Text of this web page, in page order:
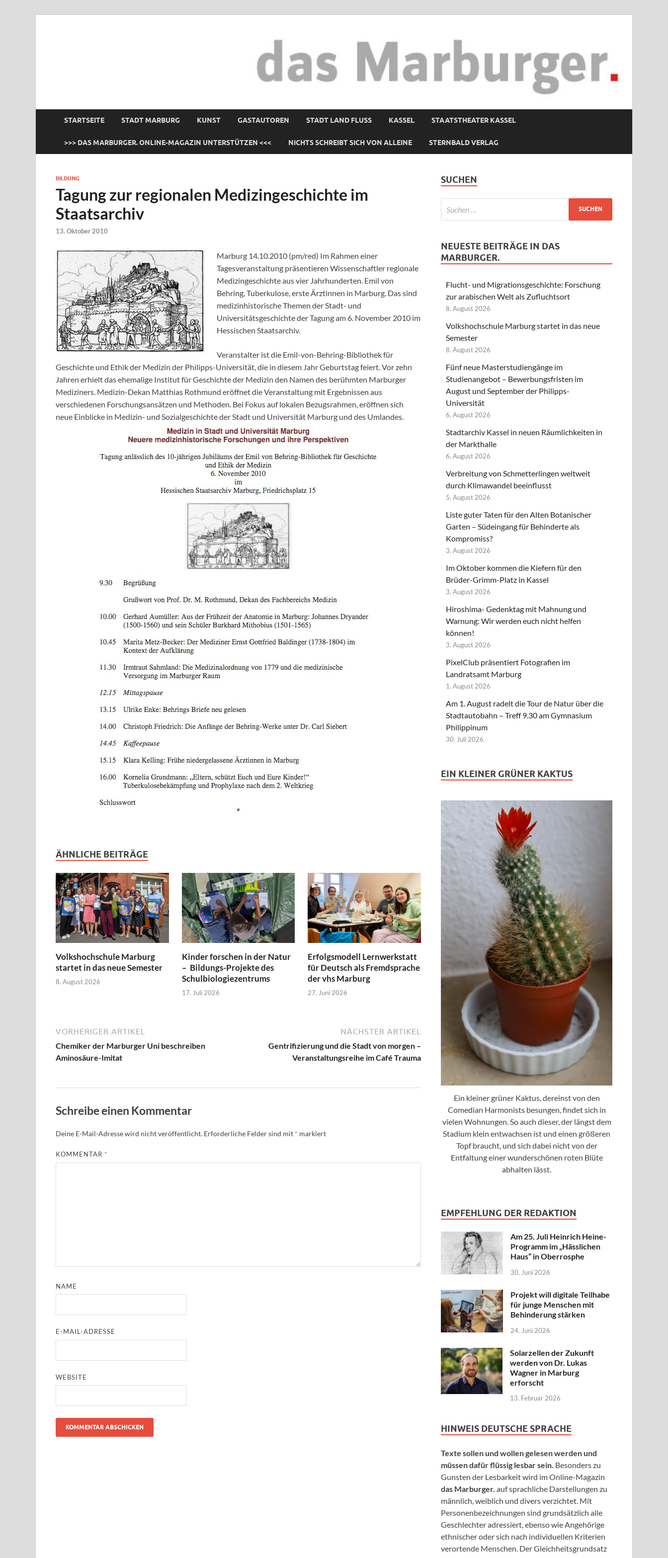
STARTSEITE STADT MARBURG KUNST GASTAUTOREN STADT LAND FLUSS KASSEL STAATSTHEATER KASSEL
>>> DAS MARBURGER. ONLINE-MAGAZIN UNTERSTÜTZEN <<< NICHTS SCHREIBT SICH VON ALLEINE STERNBALD VERLAG
BILDUNG
Tagung zur regionalen Medizingeschichte im
Staatsarchiv
13. Oktober 2010
Marburg 14.10.2010 (pm/red) Im Rahmen einer
Tagesveranstaltung präsentieren Wissenschaftler regionale
Medizingeschichte aus vier Jahrhunderten. Emil von
Behring, Tuberkulose, erste Ärztinnen in Marburg. Das sind
medizinhistorische Themen der Stadt- und
Universitätsgeschichte der Tagung am 6. November 2010 im
Hessischen Staatsarchiv.
Veranstalter ist die Emil-von-Behring-Bibliothek für
Geschichte und Ethik der Medizin der Philipps-Universität, die in diesem Jahr Geburtstag feiert.Vor zehn
Jahren erhielt das ehemalige Institut für Geschichte der Medizin den Namen des berühmten Marburger
Mediziners. Medizin-Dekan Matthias Rothmund eröffnet die Veranstaltung mit Ergebnissen aus
verschiedenen Forschungsansätzen und Methoden. Bei Fokus auf lokalen Bezugsrahmen, eröffnen sich
neue Einblicke in Medizin- und Sozialgeschichte der Stadt und Universität Marburg und des Umlandes.
ÄHNLICHE BEITRÄGE
Volkshochschule Marburg
startet in das neue Semester
8. August 2026
Kinder forschen in der Natur
– Bildungs-Projekte des
Schulbiologiezentrums
17. Juli 2026
Erfolgsmodell Lernwerkstatt
für Deutsch als Fremdsprache
der vhs Marburg
27. Juni 2026
VORHERIGER ARTIKEL
Chemiker der Marburger Uni beschreiben
Aminosäure-Imitat
NÄCHSTER ARTIKEL
Gentrifizierung und die Stadt von morgen –
Veranstaltungsreihe im Café Trauma
Schreibe einen Kommentar
Deine E-Mail-Adresse wird nicht veröffentlicht. Erforderliche Felder sind mit * markiert
KOMMENTAR *
NAME
E-MAIL-ADRESSE
WEBSITE
SUCHEN
NEUESTE BEITRÄGE IN DAS
MARBURGER.
Flucht- und Migrationsgeschichte: Forschung
zur arabischen Welt als Zufluchtsort
8. August 2026
Volkshochschule Marburg startet in das neue
Semester
8. August 2026
Fünf neue Masterstudiengänge im
Studienangebot – Bewerbungsfristen im
August und September der Philipps-
Universität
6. August 2026
Stadtarchiv Kassel in neuen Räumlichkeiten in
der Markthalle
6. August 2026
Verbreitung von Schmetterlingen weltweit
durch Klimawandel beeinflusst
5. August 2026
Liste guter Taten für den Alten Botanischer
Garten – Südeingang für Behinderte als
Kompromiss?
3. August 2026
Im Oktober kommen die Kiefern für den
Brüder-Grimm-Platz in Kassel
3. August 2026
Hiroshima- Gedenktag mit Mahnung und
Warnung: Wir werden euch nicht helfen
können!
3. August 2026
PixelClub präsentiert Fotografien im
Landratsamt Marburg
1. August 2026
Am 1. August radelt die Tour de Natur über die
Stadtautobahn – Treff 9.30 am Gymnasium
Philippinum
30. Juli 2026
EIN KLEINER GRÜNER KAKTUS
Ein kleiner grüner Kaktus, dereinst von den
Comedian Harmonists besungen, findet sich in
vielen Wohnungen. So auch dieser, der längst dem
Stadium klein entwachsen ist und einen größeren
Topf braucht, und sich dabei nicht von der
Entfaltung einer wunderschönen roten Blüte
abhalten lässt.
EMPFEHLUNG DER REDAKTION
Am 25. Juli Heinrich Heine-
Programm im „Hässlichen
Haus“ in Oberrosphe
30. Juni 2026
Projekt will digitale Teilhabe
für junge Menschen mit
Behinderung stärken
24. Juni 2026
Solarzellen der Zukunft
werden von Dr. Lukas
Wagner in Marburg
erforscht
13. Februar 2026
HINWEIS DEUTSCHE SPRACHE
Texte sollen und wollen gelesen werden und
müssen dafür flüssig lesbar sein. Besonders zu
Gunsten der Lesbarkeit wird im Online-Magazin
das Marburger. auf sprachliche Darstellungen zu
männlich, weiblich und divers verzichtet. Mit
Personenbezeichnungen sind grundsätzlich alle
Geschlechter adressiert, ebenso wie Angehörige
ethnischer oder sich nach individuellen Kriterien
verortende Menschen. Der Gleichheitsgrundsatz